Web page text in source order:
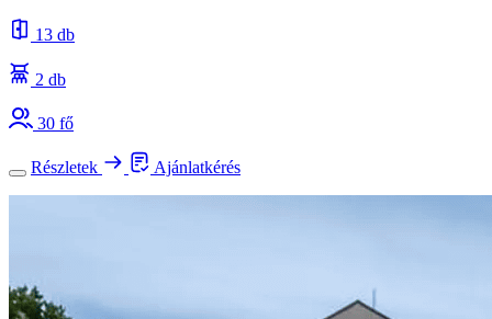
13 db
2 db
30 fő
Részletek Ajánlatkérés